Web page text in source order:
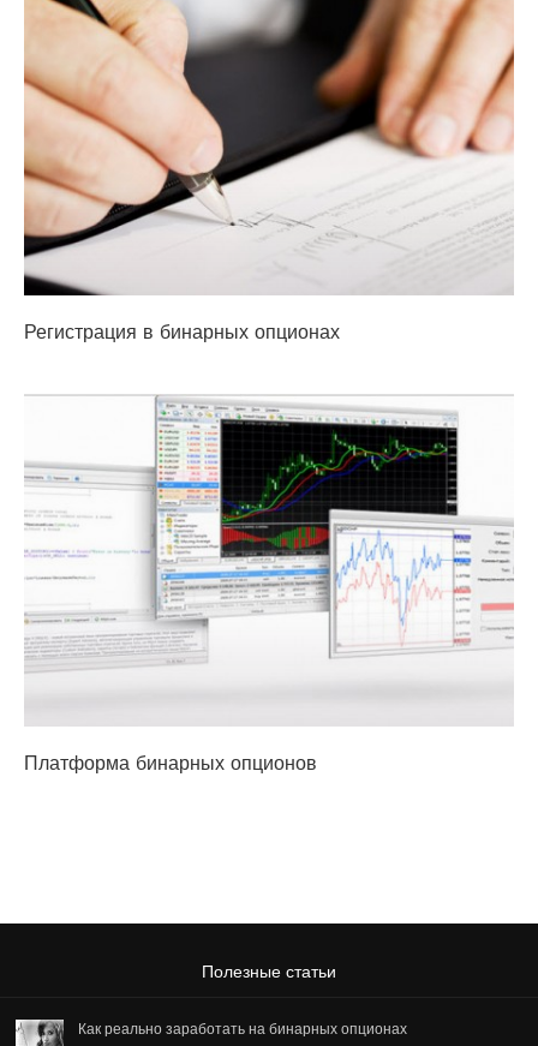
Регистрация в бинарных опционах
Платформа бинарных опционов
Полезные статьи
Как реально заработать на бинарных опционах